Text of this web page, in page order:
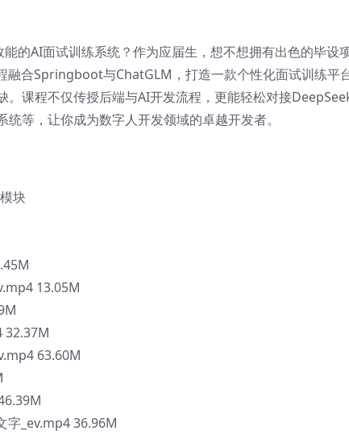
的AI面试训练系统？作为应届生，想不想拥有出色的毕设
合Springboot与ChatGLM，打造一款个性化面试训练平台
课程不仅传授后端与AI开发流程，更能轻松对接
等，让你成为数字人开发领域的卓越开发者。
块
13.05M
32.37M
63.60M
字_ev.mp4 36.96M